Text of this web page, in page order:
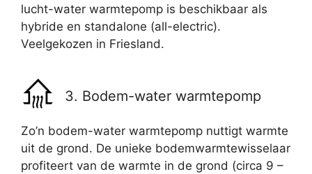
lucht-water warmtepomp is beschikbaar als
hybride en standalone (all-electric).
Veelgekozen in Friesland.
3. Bodem-water warmtepomp
Zo’n bodem-water warmtepomp nuttigt warmte
uit de grond. De unieke bodemwarmtewisselaar
profiteert van de warmte in de grond (circa 9 –